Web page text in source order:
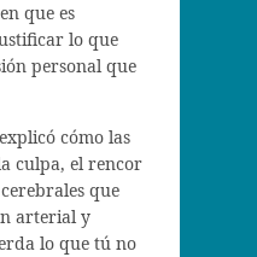
que es
lo que
personal que
cómo las
culpa, el rencor
que
arterial y
lo que tú no